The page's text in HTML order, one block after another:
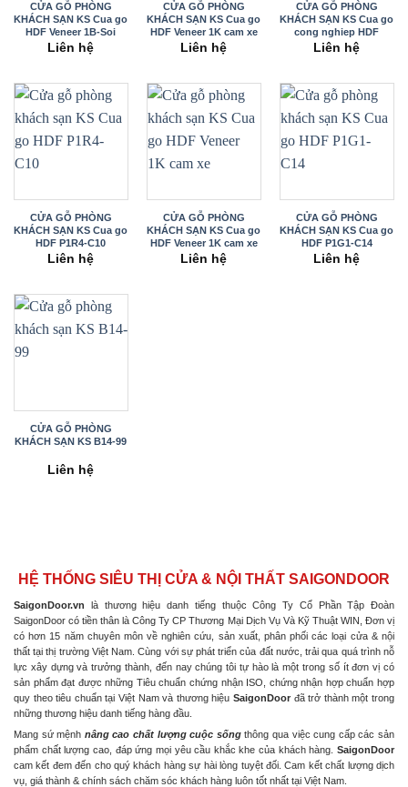
CỬA GỖ PHÒNG
KHÁCH SẠN KS Cua go
HDF Veneer 1B-Soi
Liên hệ
CỬA GỖ PHÒNG
KHÁCH SẠN KS Cua go
HDF Veneer 1K cam xe
(2)
Liên hệ
CỬA GỖ PHÒNG
KHÁCH SẠN KS Cua go
cong nghiep HDF
Veneer 3A xoan dao
Liên hệ
CỬA GỖ PHÒNG
KHÁCH SẠN KS Cua go
HDF P1R4-C10
Liên hệ
CỬA GỖ PHÒNG
KHÁCH SẠN KS Cua go
HDF Veneer 1K cam xe
Liên hệ
CỬA GỖ PHÒNG
KHÁCH SẠN KS Cua go
HDF P1G1-C14
Liên hệ
CỬA GỖ PHÒNG
KHÁCH SẠN KS B14-99
Liên hệ
HỆ THỐNG SIÊU THỊ CỬA & NỘI THẤT SAIGONDOOR
SaigonDoor.vn là thương hiệu danh tiếng thuộc Công Ty Cổ Phần Tập Đoàn
SaigonDoor có tiền thân là Công Ty CP Thương Mại Dịch Vụ Và Kỹ Thuật WIN, Đơn vị
có hơn 15 năm chuyên môn về nghiên cứu, sản xuất, phân phối các loại cửa & nội
thất tại thị trường Việt Nam. Cùng với sự phát triển của đất nước, trải qua quá trình nỗ
lực xây dựng và trưởng thành, đến nay chúng tôi tự hào là một trong số ít đơn vị có
sản phẩm đạt được những Tiêu chuẩn chứng nhận ISO, chứng nhận hợp chuẩn hợp
quy theo tiêu chuẩn tại Việt Nam và thương hiệu SaigonDoor đã trở thành một trong
những thương hiệu danh tiếng hàng đầu.
Mang sứ mệnh nâng cao chất lượng cuộc sốngthông qua việc cung cấp các sản
phẩm chất lượng cao, đáp ứng mọi yêu cầu khắc khe của khách hàng. SaigonDoor
cam kết đem đến cho quý khách hàng sự hài lòng tuyệt đối. Cam kết chất lượng dịch
vụ, giá thành & chính sách chăm sóc khách hàng luôn tốt nhất tại Việt Nam.